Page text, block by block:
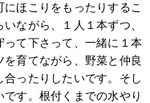
ほこりをもったりするこ
ながら、１人１本ずつ、
て下さって、一緒に１本
育てながら、野菜と仲良
ったりしたいです。そし
す。根付くまでの水やり